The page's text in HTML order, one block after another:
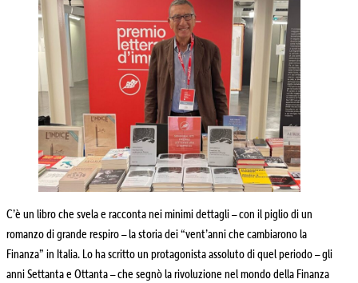
C’è un libro che svela e racconta nei minimi dettagli – con il piglio di un
romanzo di grande respiro – la storia dei “vent’anni che cambiarono la
Finanza” in Italia. Lo ha scritto un protagonista assoluto di quel periodo – gli
anni Settanta e Ottanta – che segnò la rivoluzione nel mondo della Finanza